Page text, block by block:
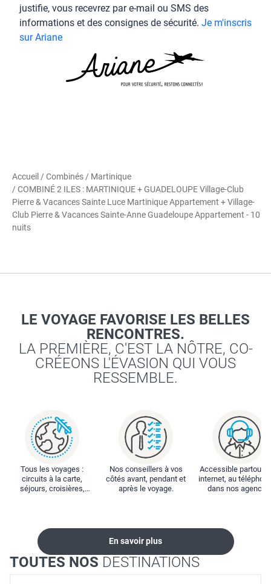
justifie, vous recevrez par e-mail ou SMS des
informations et des consignes de sécurité. Je m'inscris
sur Ariane
Accueil /Combinés / Martinique
/ COMBINÉ 2 ILES : MARTINIQUE + GUADELOUPE Village-Club
Pierre & Vacances Sainte Luce Martinique Appartement + Village-
Club Pierre & Vacances Sainte-Anne Guadeloupe Appartement - 10
nuits
LE VOYAGE FAVORISE LES BELLES
RENCONTRES.
LA PREMIÈRE, C'EST LA NÔTRE, CO-
CRÉEONS L'ÉVASION QUI VOUS
RESSEMBLE.
Tous les voyages :
circuits à la carte,
séjours, croisières,
Nos conseillers à vos
côtés avant, pendant et
après le voyage.
Accessible partout :
internet, au
dans nos
En savoir plus
TOUTES NOS DESTINATIONS